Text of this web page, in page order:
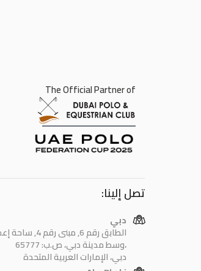
The Official Partner of
تصل إلينا:
دبي
الطابق رقم 6, مبنى رقم 4, ساحة إعمار دبي
وسط مدينة دبي، ص.ب: 65777،
دبي، الإمارات العربية المتحدة